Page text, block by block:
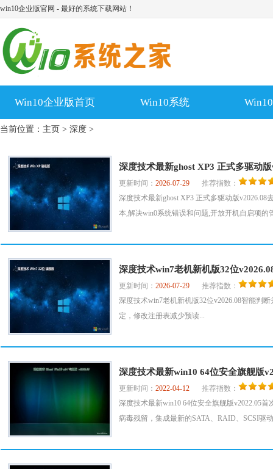
win10企业版官网 - 最好的系统下载网站！
Win10企业版首页 Win10系统
当前位置： 主页 > 深度 >
深度技术最新ghost XP3 正式多驱动
更新时间： 2026-07-29
推荐指数：
深度技术最新ghost XP3 正式多驱动版
本,解决win0系统错误和问题,开放开机自启项的
深度技术win7老机新机版32位
更新时间： 2026-07-29
推荐指数：
深度技术win7老机新机版32位v2026.08智能判
定，修改注册表减少预读...
深度技术最新win10 64位安全旗舰版
更新时间： 2022-04-12
推荐指数：
深度技术最新win10 64位安全旗舰版v2022.05
病毒残留，集成最新的SATA、RAID、SCSI驱